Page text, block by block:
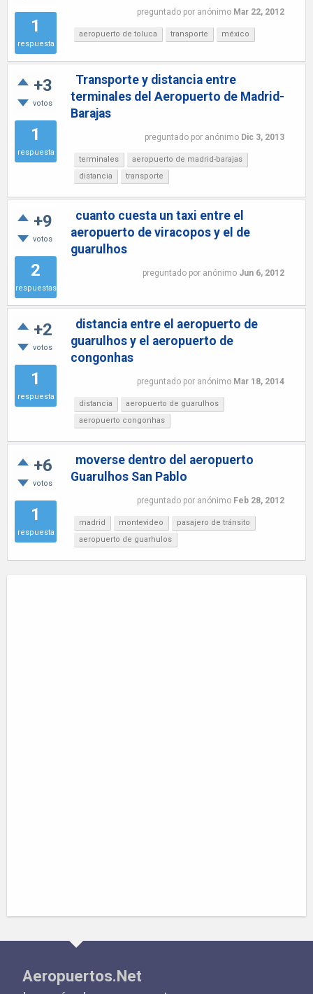
1
respuesta
preguntado por anónimo Mar 22, 2012
aeropuerto de toluca transporte méxico
+3
votos
1
respuesta
Transporte y distancia entre
terminales del Aeropuerto de Madrid-
Barajas
preguntado por anónimo Dic 3, 2013
terminales
aeropuerto de madrid-barajas
distancia
transporte
+9
votos
2
respuestas
cuanto cuesta un taxi entre el
aeropuerto de viracopos y el de
guarulhos
preguntado por anónimo Jun 6, 2012
+2
votos
1
respuesta
distancia entre el aeropuerto de
guarulhos y el aeropuerto de
congonhas
preguntado por anónimo Mar 18, 2014
distancia
aeropuerto de guarulhos
aeropuerto congonhas
+6
votos
1
respuesta
moverse dentro del aeropuerto
Guarulhos San Pablo
preguntado por anónimo Feb 28, 2012
madrid montevideo
pasajero de tránsito
aeropuerto de guarhulos
Aeropuertos.Net